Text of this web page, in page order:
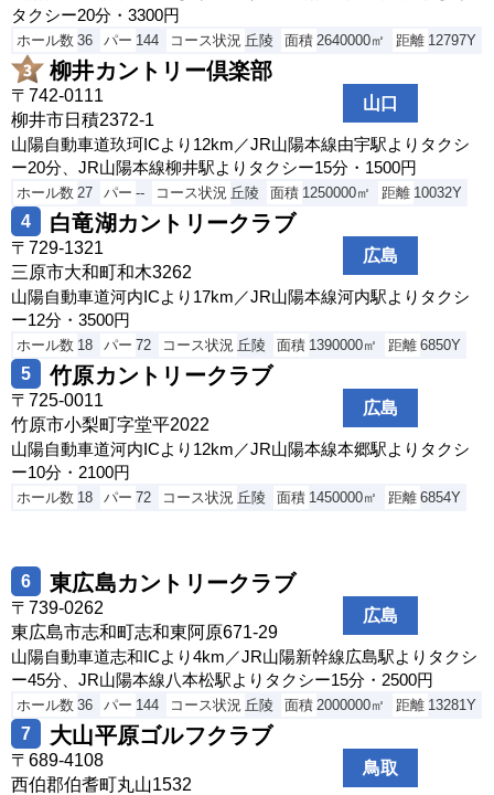
タクシー20分・3300円
ホール数 36 パー 144 コース状況 丘陵 面積 2640000㎡ 距離 12797Y
柳井カントリー倶楽部
山口
〒742-0111
柳井市日積2372-1
山陽自動車道玖珂ICより12km／JR山陽本線由宇駅よりタクシ
ー20分、JR山陽本線柳井駅よりタクシー15分・1500円
ホール数 27 パー -- コース状況 丘陵 面積 1250000㎡ 距離 10032Y
4 白竜湖カントリークラブ
広島
〒729-1321
三原市大和町和木3262
山陽自動車道河内ICより17km／JR山陽本線河内駅よりタクシ
ー12分・3500円
ホール数 18 パー 72 コース状況 丘陵 面積 1390000㎡ 距離 6850Y
5 竹原カントリークラブ
広島
〒725-0011
竹原市小梨町字堂平2022
山陽自動車道河内ICより12km／JR山陽本線本郷駅よりタクシ
ー10分・2100円
ホール数 18 パー 72 コース状況 丘陵 面積 1450000㎡ 距離 6854Y
6 東広島カントリークラブ
広島
〒739-0262
東広島市志和町志和東阿原671-29
山陽自動車道志和ICより4km／JR山陽新幹線広島駅よりタクシ
ー45分、JR山陽本線八本松駅よりタクシー15分・2500円
ホール数 36 パー 144 コース状況 丘陵 面積 2000000㎡ 距離 13281Y
7 大山平原ゴルフクラブ
鳥取
〒689-4108
西伯郡伯耆町丸山1532